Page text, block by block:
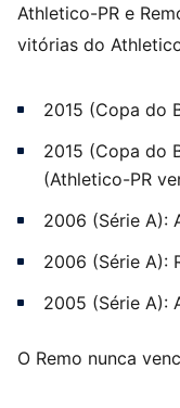
Athletico-PR e
vitórias do
2015 (Copa do
2015 (Copa do
(Athletico-PR
2006 (Série A):
2006 (Série A):
2005 (Série A):
O Remo nunca